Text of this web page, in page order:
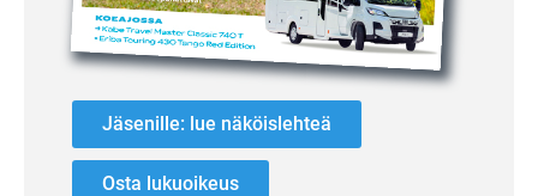
Jäsenille: lue näköislehteä
Osta lukuoikeus